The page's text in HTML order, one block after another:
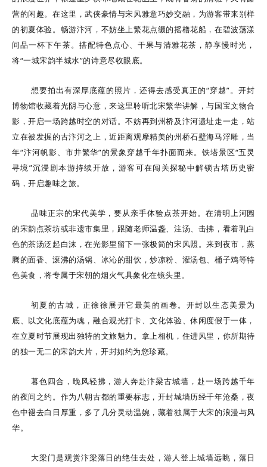
营的闲趣。在这里，武侠豪情与宋风雅意巧妙交融，为游客带来别样
的初夏体验。畅游汴河，不妨坐上繁花点缀的摇橹花船，在碧波荡漾
间品一杯下午茶。搭配特色点心、干果与清雅花茶，静享慢时光，
将“一城宋韵半城水”的诗意尽收眼底。
想要拍出有深厚底蕴的照片，还得去感受真正的“穿越”。开封
博物馆收藏着光阴与心意，来这里聆听北宋繁华讲解，与国宝文物合
影，开启一场跨越时空的对话。不妨再到州桥及汴河遗址走一走，站
立在被发掘的古汴河之上，近距离观摩精美的州桥石壁海马浮雕，当
年“汴河帆影、市井繁华”的景象穿越千年扑面而来。铁塔景区“五灵
寻境”沉浸剧本游持续开放，游客可在闯关探秘中解锁古塔历史密
码，开启趣味之旅。
品味正宗的宋代美学，要从亲手体验点茶开始。在清明上河园
的宋韵点茶坊或非遗市集里，跟随老师温盏、注汤、击拂，看着乳白
色的茶汤泛起白沫，在光影里留下一张极简的宋风照。来到夜市，蒸
腾的面香、滚沸的汤锅、冰沁的甜饮，炒凉粉、灌汤包、桶子鸡等特
色美食，将专属于宋朝的烟火气具象化在镜头里。
初夏的古城，正徐徐展开它最美的画卷。开封以生态美景为
底、以文化底蕴为魂，融合观光打卡、文化体验、休闲度假于一体，
在立夏时节展现出独特的文旅魅力。拿上相机，住进风里，你所期待
的独一无二的宋韵大片，开封如约为您珍藏。
暮色四合，晚风轻拂，游人奔赴汴梁古城墙，赴一场跨越千年
的夜间之约。作为八朝古都的重要标志，开封城墙历经千年沧桑，夜
色中褪去白日厚重，多了几分灵动温婉，藏着独属于大宋的浪漫与风
华。
大梁门是观赏汴梁落日的绝佳去处，游人登上城墙远眺，落日